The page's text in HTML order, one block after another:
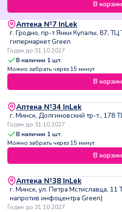
В
Аптека №7 InLek
г. Гродно, пр-т Янки Купалы, 87, ТЦ
гипермаркет Green
Годен до 31.10.2027
В наличии 1 шт.
Можно забрать через 15 минут
В
Аптека №34 InLek
г. Минск, Долгиновский тр-т., 178
Годен до 31.10.2027
В наличии 1 шт.
Можно забрать через 15 минут
В
Аптека №38 InLek
г. Минск, ул. Петра Мстиславца, 11
напротив инфоцентра Green)
Годен до 31.10.2027